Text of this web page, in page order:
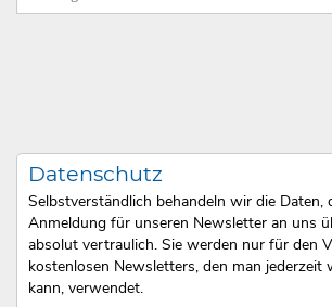
Datenschutz
Selbstverständlich behandeln wir die Daten,
Anmeldung für unseren Newsletter an uns
absolut vertraulich. Sie werden nur für den
kostenlosen Newsletters, den man jederzeit
kann, verwendet.